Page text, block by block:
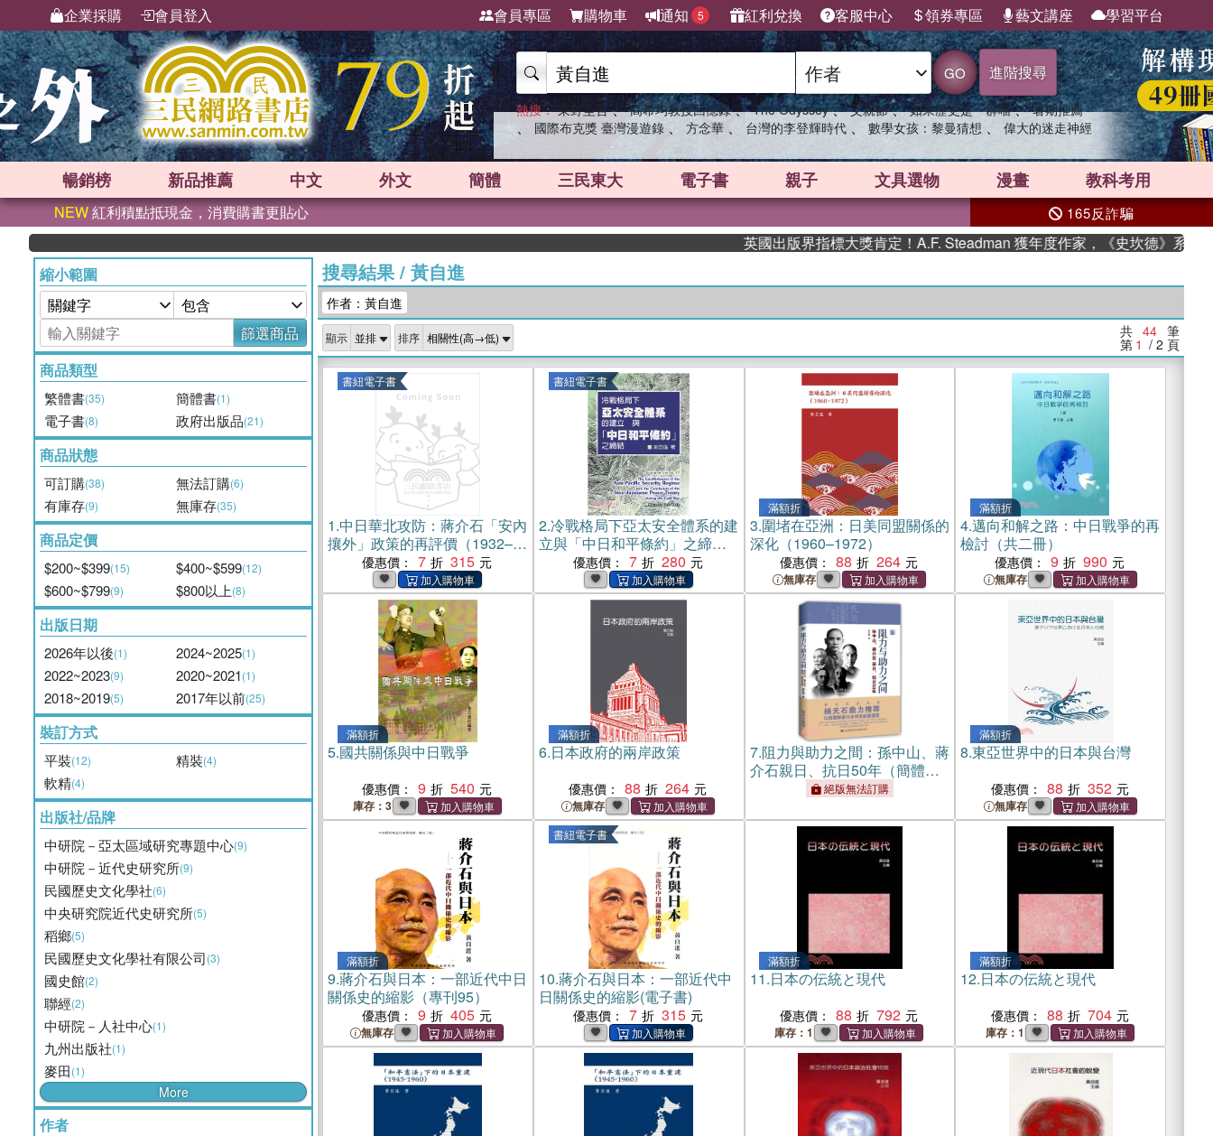
企業採購 會員登入 會員專區 購物車 通知 5 紅利兌換 客服中心 領券專區 藝文講座 學習平台
GO 進階搜尋
熱搜： 東野圭吾 、 高希均教授回憶錄 、 The Odyssey 、 父親節 、 如果歷史是一群喵 、 暑期推薦
、 國際布克獎 臺灣漫遊錄 、 方念華 、 台灣的李登輝時代 、 數學女孩：黎曼猜想 、 偉大的迷走神經
暢銷榜 新品推薦 中文 外文 簡體 三民東大 電子書 親子 文具選物 漫畫 教科考用
NEW紅利積點抵現金，消費購書更貼心 165反詐騙
英國出版界指標大獎肯定！A.F. Steadman 獲年度作家，《史坎德》系列帶你踏上熱
縮小範圍
篩選商品
商品類型
繁體書(35) 簡體書(1)
電子書(8) 政府出版品(21)
商品狀態
可訂購(38) 無法訂購(6)
有庫存(9) 無庫存(35)
商品定價
$200~$399(15) $400~$599(12)
$600~$799(9) $800以上(8)
出版日期
2026年以後(1) 2024~2025(1)
2022~2023(9) 2020~2021(1)
2018~2019(5) 2017年以前(25)
裝訂方式
平裝(12) 精裝(4)
軟精(4)
出版社/品牌
中研院－亞太區域研究專題中心(9)
中研院－近代史研究所(9)
民國歷史文化學社(6)
中央研究院近代史研究所(5)
稻鄉(5)
民國歷史文化學社有限公司(3)
國史館(2)
聯經(2)
中研院－人社中心(1)
九州出版社(1)
麥田(1)
More
作者
搜尋結果/ 黃自進
作者：黃自進
顯示 排序 共 44 筆
第 1 / 2 頁
書紐電子書
1.中日華北攻防：蔣介石「安內
攘外」政策的再評價（1932–
1937）(電子書)
優惠價： 7 315
書紐電子書
2.冷戰格局下亞太安全體系的建
立與「中日和平條約」之締結
(電子書)優惠價： 7 280
滿額折
3.圍堵在亞洲：日美同盟關係的
深化（1960–1972）
優惠價： 88 264
無庫存
滿額折
4.邁向和解之路：中日戰爭的再
檢討（共二冊）
優惠價： 9 990
無庫存
滿額折
5.國共關係與中日戰爭
優惠價： 9 540
庫存：3
滿額折
6.日本政府的兩岸政策
優惠價： 88 264
無庫存
7.阻力與助力之間：孫中山、蔣
介石親日、抗日50年（簡體
絕版無法訂購
滿額折
8.東亞世界中的日本與台灣
優惠價： 88 352
無庫存
滿額折
9.蔣介石與日本：一部近代中日
關係史的縮影（專刊95）
優惠價： 9 405
無庫存
書紐電子書
10.蔣介石與日本：一部近代中
日關係史的縮影(電子書)
優惠價： 7 315
滿額折
11.日本の伝統と現代
優惠價： 88 792
庫存：1
滿額折
12.日本の伝統と現代
優惠價： 88 704
庫存：1